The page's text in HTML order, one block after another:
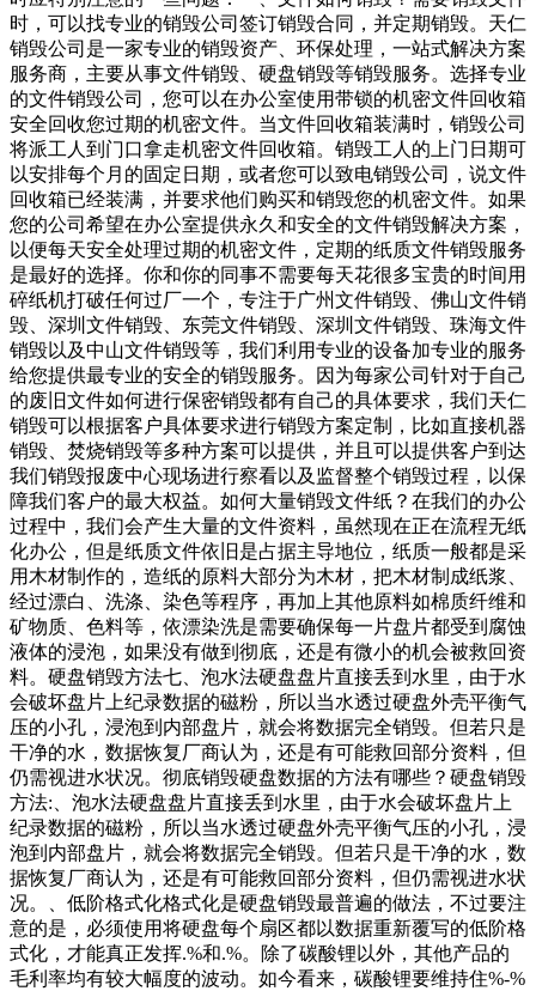
时，可以找专业的销毁公司签订销毁合同，并定期销毁。天仁
销毁公司是一家专业的销毁资产、环保处理，一站式解决方案
服务商，主要从事文件销毁、硬盘销毁等销毁服务。选择专业
的文件销毁公司，您可以在办公室使用带锁的机密文件回收箱
安全回收您过期的机密文件。当文件回收箱装满时，销毁公司
将派工人到门口拿走机密文件回收箱。销毁工人的上门日期可
以安排每个月的固定日期，或者您可以致电销毁公司，说文件
回收箱已经装满，并要求他们购买和销毁您的机密文件。如果
您的公司希望在办公室提供永久和安全的文件销毁解决方案，
以便每天安全处理过期的机密文件，定期的纸质文件销毁服务
是最好的选择。你和你的同事不需要每天花很多宝贵的时间用
碎纸机打破任何过厂一个，专注于广州文件销毁、佛山文件销
毁、深圳文件销毁、东莞文件销毁、深圳文件销毁、珠海文件
销毁以及中山文件销毁等，我们利用专业的设备加专业的服务
给您提供最专业的安全的销毁服务。因为每家公司针对于自己
的废旧文件如何进行保密销毁都有自己的具体要求，我们天仁
销毁可以根据客户具体要求进行销毁方案定制，比如直接机器
销毁、焚烧销毁等多种方案可以提供，并且可以提供客户到达
我们销毁报废中心现场进行察看以及监督整个销毁过程，以保
障我们客户的最大权益。如何大量销毁文件纸？在我们的办公
过程中，我们会产生大量的文件资料，虽然现在正在流程无纸
化办公，但是纸质文件依旧是占据主导地位，纸质一般都是采
用木材制作的，造纸的原料大部分为木材，把木材制成纸浆、
经过漂白、洗涤、染色等程序，再加上其他原料如棉质纤维和
矿物质、色料等，依漂染洗是需要确保每一片盘片都受到腐蚀
液体的浸泡，如果没有做到彻底，还是有微小的机会被救回资
料。硬盘销毁方法七、泡水法硬盘盘片直接丢到水里，由于水
会破坏盘片上纪录数据的磁粉，所以当水透过硬盘外壳平衡气
压的小孔，浸泡到内部盘片，就会将数据完全销毁。但若只是
干净的水，数据恢复厂商认为，还是有可能救回部分资料，但
仍需视进水状况。彻底销毁硬盘数据的方法有哪些？硬盘销毁
方法:、泡水法硬盘盘片直接丢到水里，由于水会破坏盘片上
纪录数据的磁粉，所以当水透过硬盘外壳平衡气压的小孔，浸
泡到内部盘片，就会将数据完全销毁。但若只是干净的水，数
据恢复厂商认为，还是有可能救回部分资料，但仍需视进水状
况。、低阶格式化格式化是硬盘销毁最普遍的做法，不过要注
意的是，必须使用将硬盘每个扇区都以数据重新覆写的低阶格
式化，才能真正发挥.%和.%。除了碳酸锂以外，其他产品的
毛利率均有较大幅度的波动。如今看来，碳酸锂要维持住%-%